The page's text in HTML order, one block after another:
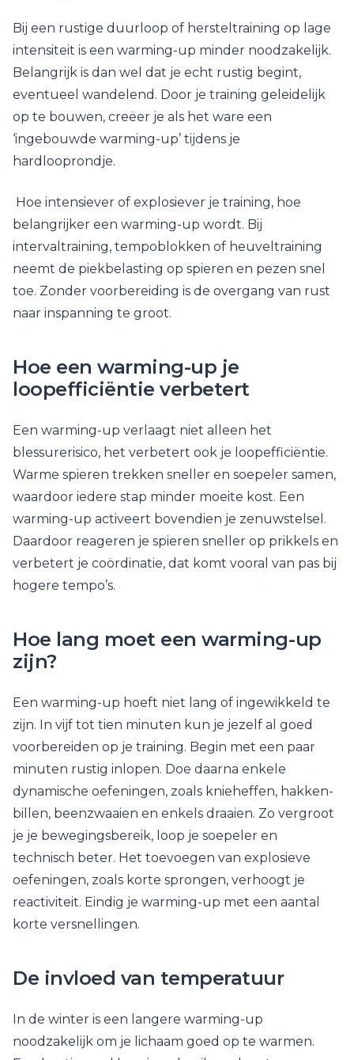
Bij een rustige duurloop of hersteltraining op lage
intensiteit is een warming-up minder noodzakelijk.
Belangrijk is dan wel dat je echt rustig begint,
eventueel wandelend. Door je training geleidelijk
op te bouwen, creëer je als het ware een
‘ingebouwde warming-up’ tijdens je
hardlooprondje.
Hoe intensiever of explosiever je training, hoe
belangrijker een warming-up wordt. Bij
intervaltraining, tempoblokken of heuveltraining
neemt de piekbelasting op spieren en pezen snel
toe. Zonder voorbereiding is de overgang van rust
naar inspanning te groot.
Hoe een warming-up je
loopefficiëntie verbetert
Een warming-up verlaagt niet alleen het
blessurerisico, het verbetert ook je loopefficiëntie.
Warme spieren trekken sneller en soepeler samen,
waardoor iedere stap minder moeite kost. Een
warming-up activeert bovendien je zenuwstelsel.
Daardoor reageren je spieren sneller op prikkels en
verbetert je coördinatie, dat komt vooral van pas bij
hogere tempo’s.
Hoe lang moet een warming-up
zijn?
Een warming-up hoeft niet lang of ingewikkeld te
zijn. In vijf tot tien minuten kun je jezelf al goed
voorbereiden op je training. Begin met een paar
minuten rustig inlopen. Doe daarna enkele
dynamische oefeningen, zoals knieheffen, hakken-
billen, beenzwaaien en enkels draaien. Zo vergroot
je je bewegingsbereik, loop je soepeler en
technisch beter. Het toevoegen van explosieve
oefeningen, zoals korte sprongen, verhoogt je
reactiviteit. Eindig je warming-up met een aantal
korte versnellingen.
De invloed van temperatuur
In de winter is een langere warming-up
noodzakelijk om je lichaam goed op te warmen.